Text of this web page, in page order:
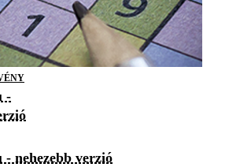
-
- nehezebb verzió